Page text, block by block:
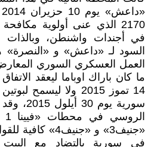
2170 الذي عنى أولوية
في أجندات واشنطن، وبالذات
السود لـ «داعش» و «النصرة»
العمل العسكري السوري
ما كان باراك اوباما ليعقد
14 تموز 2015 ولا
سورية يوم
«جنيف3» و
في سورية بالتضاد مع البيت